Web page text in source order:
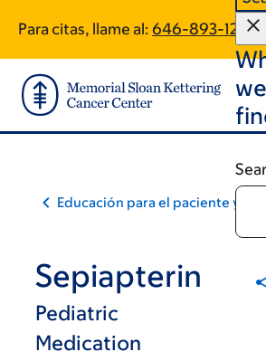
main
content
footer
Para citas, llame al: 646-893-1261
Educación para el paciente y la
Sepiapterin
Pediatric
Medication